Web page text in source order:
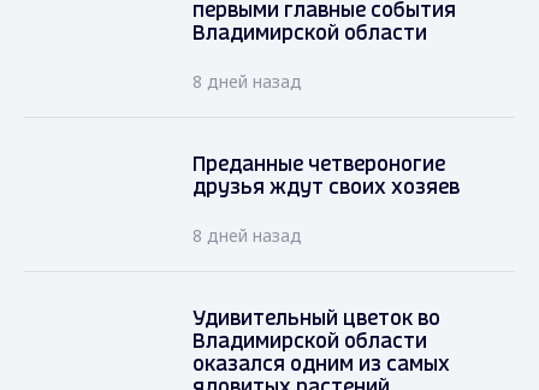
первыми главные события
Владимирской области
8 дней назад
Преданные четвероногие
друзья ждут своих хозяев
8 дней назад
Удивительный цветок во
Владимирской области
оказался одним из самых